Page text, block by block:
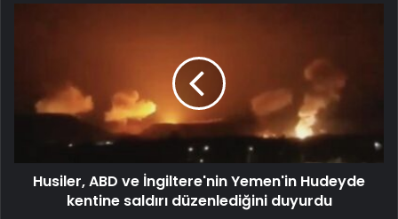
Husiler, ABD ve İngiltere'nin Yemen'in Hudeyde
kentine saldırı düzenlediğini duyurdu